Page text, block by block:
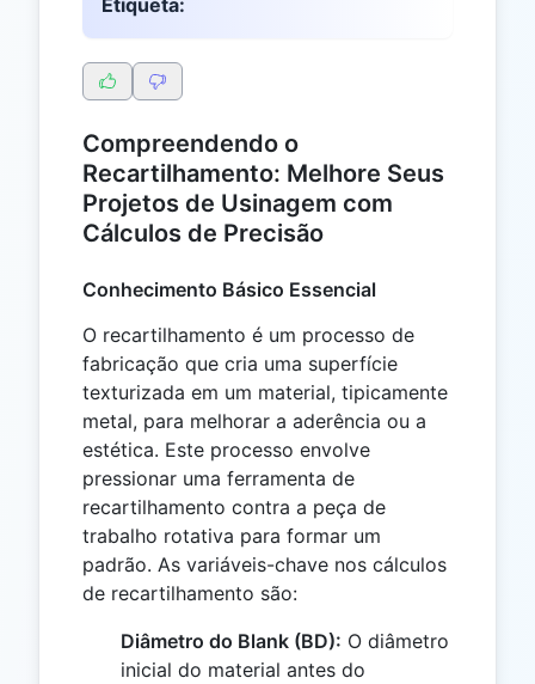
Compreendendo o
Recartilhamento: Melhore Seus
Projetos de Usinagem com
Cálculos de Precisão
Conhecimento Básico Essencial
O recartilhamento é um processo de
fabricação que cria uma superfície
texturizada em um material, tipicamente
metal, para melhorar a aderência ou a
estética. Este processo envolve
pressionar uma ferramenta de
recartilhamento contra a peça de
trabalho rotativa para formar um
padrão. As variáveis-chave nos cálculos
de recartilhamento são:
Diâmetro do Blank (BD): O diâmetro
inicial do material antes do